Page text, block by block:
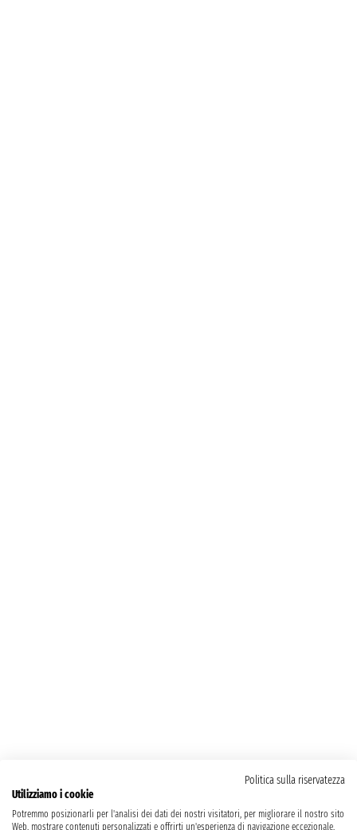
Politica sulla riservatezza
Utilizziamo i cookie
Potremmo posizionarli per l'analisi dei dati dei nostri visitatori, per migliorare il nostro sito
Web, mostrare contenuti personalizzati e offrirti un'esperienza di navigazione eccezionale.